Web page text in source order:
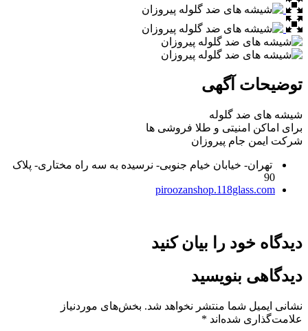
توضیحات آگهی
شیشه های ضد گلوله
برای اماکن امنیتی و طلا فروشی ها
شرکت‌ ایمن‌ جام‌ پیروزان
تهران- خیابان خیام جنوبی- نرسیده به سه راه مختاری- پلاک
90
piroozanshop.118glass.com
دیدگاه خود را بیان کنید
دیدگاهی بنویسید
نشانی ایمیل شما منتشر نخواهد شد. بخش‌های موردنیاز
علامت‌گذاری شده‌اند *